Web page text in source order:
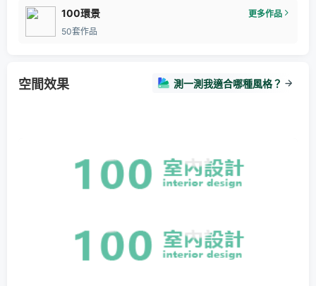
100環景
更多作品
50套作品
空間效果 測一測我適合哪種風格？